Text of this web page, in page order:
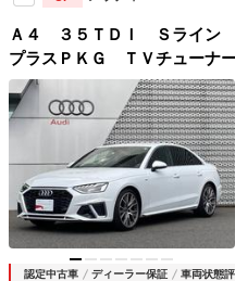
Ａ４ ３５ＴＤＩ Ｓライン
プラスＰＫＧ ＴＶチューナ
スＰＫＧ プライバシーガ
ーンアシスト スマホインタ
認定中古車 ディーラー保証 車両状態